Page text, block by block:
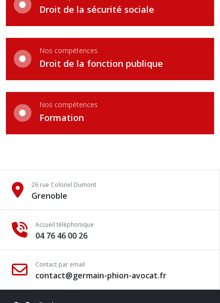
Droit de la sécurité sociale
Nos compétences
Droit de la fonction publique
Nos compétences
Formation
26 rue Colonel Dumont
Grenoble
Accueil téléphonique
04 76 46 00 26
Contact par email
contact@germain-phion-avocat.fr